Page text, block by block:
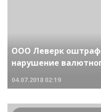
ООО Леверк
нарушение
04.07.2018 02:19